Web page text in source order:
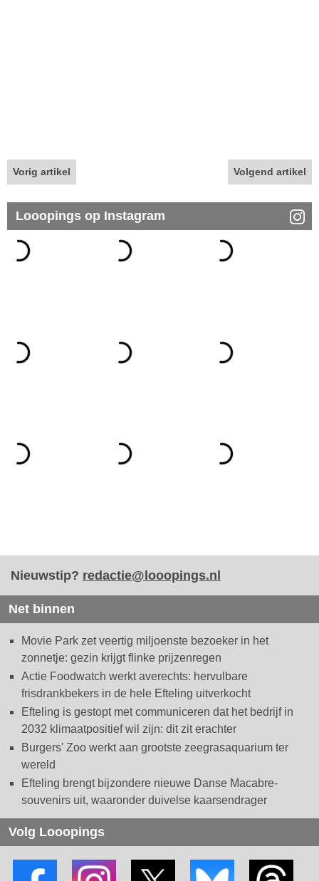
Vorig artikel Volgend artikel
Looopings op Instagram
Nieuwstip? redactie@looopings.nl
Net binnen
Movie Park zet veertig miljoenste bezoeker in het
zonnetje: gezin krijgt flinke prijzenregen
Actie Foodwatch werkt averechts: hervulbare
frisdrankbekers in de hele Efteling uitverkocht
Efteling is gestopt met communiceren dat het bedrijf in
2032 klimaatpositief wil zijn: dit zit erachter
Burgers' Zoo werkt aan grootste zeegrasaquarium ter
wereld
Efteling brengt bijzondere nieuwe Danse Macabre-
souvenirs uit, waaronder duivelse kaarsendrager
Volg Looopings